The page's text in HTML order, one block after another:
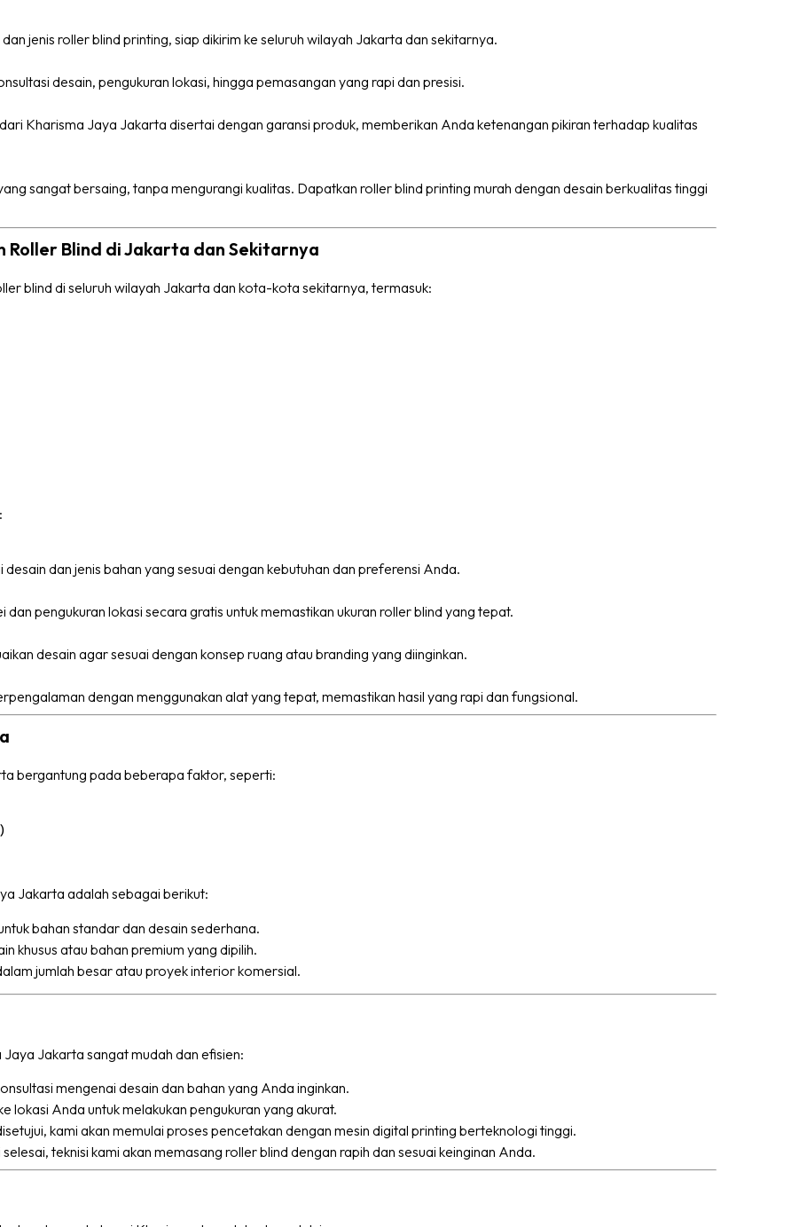
jenis roller blind printing, siap dikirim ke seluruh wilayah Jakarta dan sekitarnya.
desain, pengukuran lokasi, hingga pemasangan yang rapi dan presisi.
Kharisma Jaya Jakarta disertai dengan garansi produk, memberikan Anda ketenangan pikiran terhadap kualitas
sangat bersaing, tanpa mengurangi kualitas. Dapatkan roller blind printing murah dengan desain berkualitas tinggi
Roller Blind di Jakarta dan Sekitarnya
blind di seluruh wilayah Jakarta dan kota-kota sekitarnya, termasuk:
dan jenis bahan yang sesuai dengan kebutuhan dan preferensi Anda.
dan pengukuran lokasi secara gratis untuk memastikan ukuran roller blind yang tepat.
desain agar sesuai dengan konsep ruang atau branding yang diinginkan.
dengan menggunakan alat yang tepat, memastikan hasil yang rapi dan fungsional.
bergantung pada beberapa faktor, seperti:
Jakarta adalah sebagai berikut:
bahan standar dan desain sederhana.
khusus atau bahan premium yang dipilih.
jumlah besar atau proyek interior komersial.
Jakarta sangat mudah dan efisien:
mengenai desain dan bahan yang Anda inginkan.
lokasi Anda untuk melakukan pengukuran yang akurat.
kami akan memulai proses pencetakan dengan mesin digital printing berteknologi tinggi.
teknisi kami akan memasang roller blind dengan rapih dan sesuai keinginan Anda.